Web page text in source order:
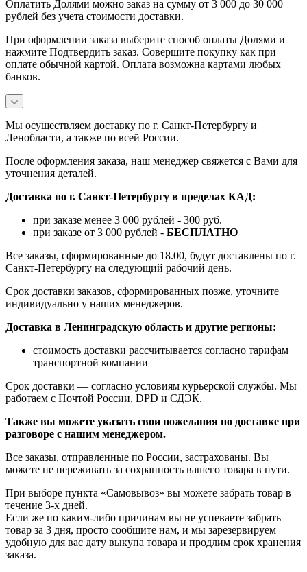
Оплатить Долями можно заказ на сумму от 3 000 до 30 000
рублей без учета стоимости доставки.
При оформлении заказа выберите способ оплаты Долями и
нажмите Подтвердить заказ. Совершите покупку как при
оплате обычной картой. Оплата возможна картами любых
банков.
Мы осуществляем доставку по г. Санкт-Петербургу и
Ленобласти, а также по всей России.
После оформления заказа, наш менеджер свяжется с Вами для
уточнения деталей.
Доставка по г. Санкт-Петербургу в пределах КАД:
при заказе менее 3 000 рублей - 300 руб.
при заказе от 3 000 рублей - БЕСПЛАТНО
Все заказы, сформированные до 18.00, будут доставлены по г.
Санкт-Петербургу на следующий рабочий день.
Срок доставки заказов, сформированных позже, уточните
индивидуально у наших менеджеров.
Доставка в Ленинградскую область и другие регионы:
стоимость доставки рассчитывается согласно тарифам
транспортной компании
Срок доставки — согласно условиям курьерской службы. Мы
работаем с Почтой России, DPD и СДЭК.
Также вы можете указать свои пожелания по доставке при
разговоре с нашим менеджером.
Все заказы, отправленные по России, застрахованы. Вы
можете не переживать за сохранность вашего товара в пути.
При выборе пункта «Самовывоз» вы можете забрать товар в
течение 3-х дней.
Если же по каким-либо причинам вы не успеваете забрать
товар за 3 дня, просто сообщите нам, и мы зарезервируем
удобную для вас дату выкупа товара и продлим срок хранения
заказа.